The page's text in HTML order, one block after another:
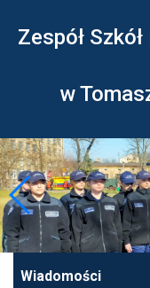
Zespół
w
Wiadomości